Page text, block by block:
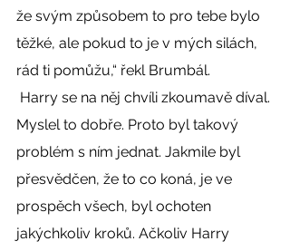
že svým způsobem to pro tebe bylo
těžké, ale pokud to je v mých silách,
rád ti pomůžu,“ řekl Brumbál.
Myslel to dobře. Proto byl takový
problém s ním jednat. Jakmile byl
přesvědčen, že to co koná, je ve
prospěch všech, byl ochoten
jakýchkoliv kroků. Ačkoliv Harry